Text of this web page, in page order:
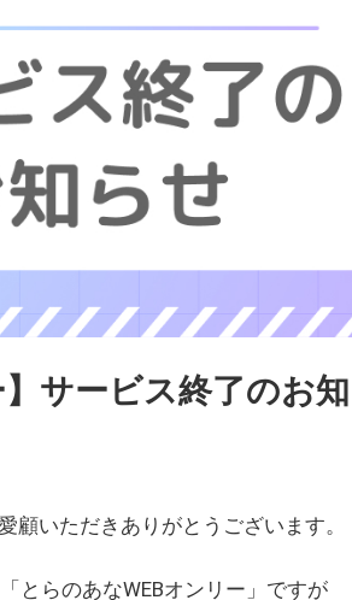
】サービス終了のお
顧いただきありがとうございます。
とらのあなWEBオンリー」ですが